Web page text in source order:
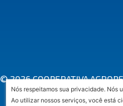
Nós respeitamos sua privacidade. Nós
Ao utilizar nossos serviços, você está
© 2026 COOPERATIVA